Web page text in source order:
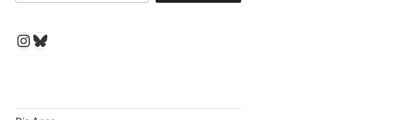
Instagram
Bluesky